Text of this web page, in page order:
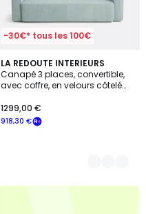
-30€* tous les 100€
LA REDOUTE INTERIEURS
Canapé 3 places, convertible,
avec coffre, en velours côtelé
918,30 €
1299,00 €
3
Couleurs